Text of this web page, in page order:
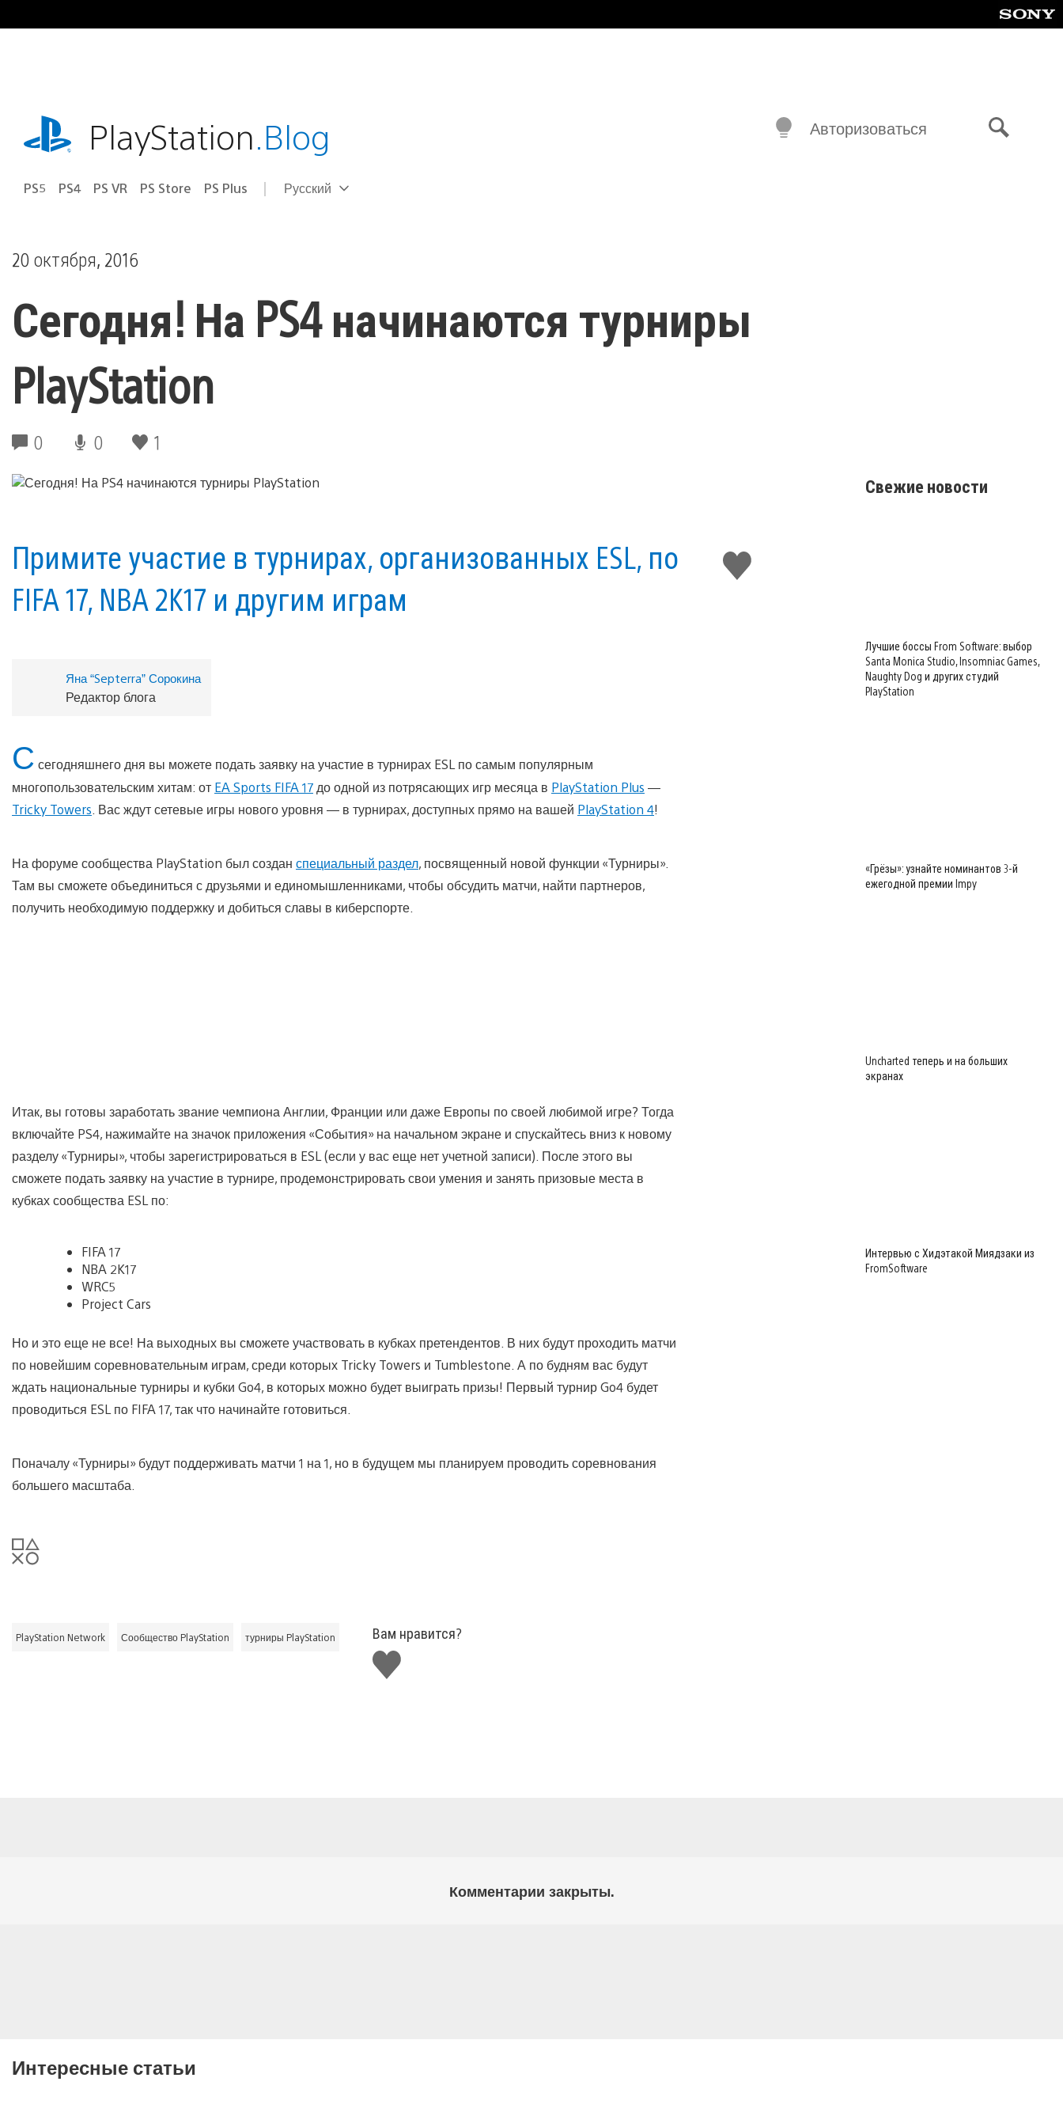
к
playstation.comPlayStation.Blog
PS5 PS4 PS VR PS Store PS Plus Выбор
Выбранный
Русский
Авторизоваться
20 октября, 2016
Сегодня! На PS4 начинаются турниры
PlayStation
0 0 1
Поставить
лайк
Примите участие в турнирах, организованных ESL, по
FIFA 17, NBA 2K17 и другим играм
Яна “Septerra” Сорокина
Редактор блога
С сегодняшнего дня вы можете подать заявку на участие в турнирах ESL по самым популярным
многопользовательским хитам: от EA Sports FIFA 17 до одной из потрясающих игр месяца в PlayStation Plus —
Tricky Towers . Вас ждут сетевые игры нового уровня — в турнирах, доступных прямо на вашей PlayStation 4!
На форуме сообщества PlayStation был создан специальный раздел, посвященный новой функции «Турниры».
Там вы сможете объединиться с друзьями и единомышленниками, чтобы обсудить матчи, найти партнеров,
получить необходимую поддержку и добиться славы в киберспорте.
Итак, вы готовы заработать звание чемпиона Англии, Франции или даже Европы по своей любимой игре? Тогда
включайте PS4, нажимайте на значок приложения «События» на начальном экране и спускайтесь вниз к новому
разделу «Турниры», чтобы зарегистрироваться в ESL (если у вас еще нет учетной записи). После этого вы
сможете подать заявку на участие в турнире, продемонстрировать свои умения и занять призовые места в
кубках сообщества ESL по:
FIFA 17
NBA 2K17
WRC5
Project Cars
Но и это еще не все! На выходных вы сможете участвовать в кубках претендентов. В них будут проходить матчи
по новейшим соревновательным играм, среди которых Tricky Towers и Tumblestone. А по будням вас будут
ждать национальные турниры и кубки Go4, в которых можно будет выиграть призы! Первый турнир Go4 будет
проводиться ESL по FIFA 17, так что начинайте готовиться.
Поначалу «Турниры» будут поддерживать матчи 1 на 1, но в будущем мы планируем проводить соревнования
большего масштаба.
PlayStation Network Сообщество PlayStation турниры PlayStation
Вам нравится?
Поставить
лайк
Свежие новости
Лучшие боссы From Software: выбор
Santa Monica Studio, Insomniac Games,
Naughty Dog и других студий
PlayStation
«Грёзы»: узнайте номинантов 3-й
ежегодной премии Impy
Uncharted теперь и на больших
экранах
Интервью с Хидэтакой Миядзаки из
FromSoftware
Комментарии закрыты.
Интересные статьи